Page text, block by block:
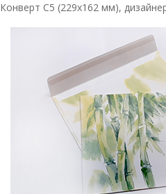
Конверт С5 (229х162 мм),